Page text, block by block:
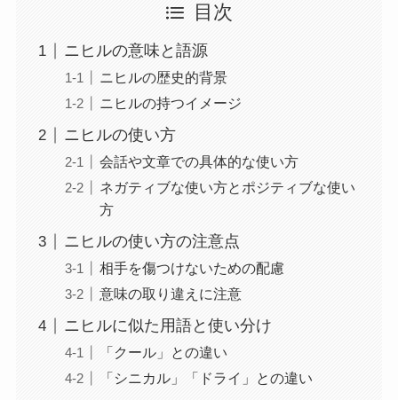
目次
ニヒルの意味と語源
ニヒルの歴史的背景
ニヒルの持つイメージ
ニヒルの使い方
会話や文章での具体的な使い方
ネガティブな使い方とポジティブな使い
方
ニヒルの使い方の注意点
相手を傷つけないための配慮
意味の取り違えに注意
ニヒルに似た用語と使い分け
「クール」との違い
「シニカル」「ドライ」との違い